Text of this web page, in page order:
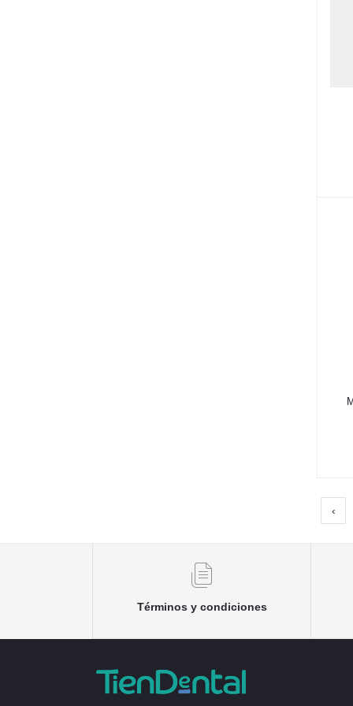
‹
Términos y condiciones